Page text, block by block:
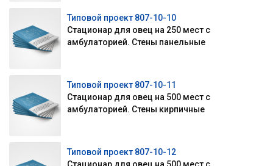
Типовой проект 807-10-10
Стационар для овец на 250 мест с
амбулаторией. Стены панельные
Типовой проект 807-10-11
Стационар для овец на 500 мест с
амбулаторией. Стены кирпичные
Типовой проект 807-10-12
Стационар для овец на 500 мест с